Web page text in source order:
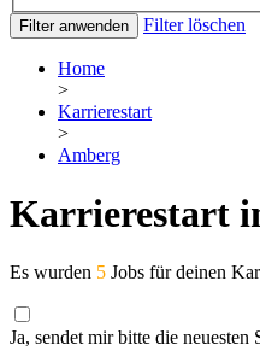
Filter anwenden Filter löschen
Home
>
Karrierestart
>
Amberg
Karrierestart
Es wurden 5 Jobs für deinen
Ja, sendet mir bitte die neuesten